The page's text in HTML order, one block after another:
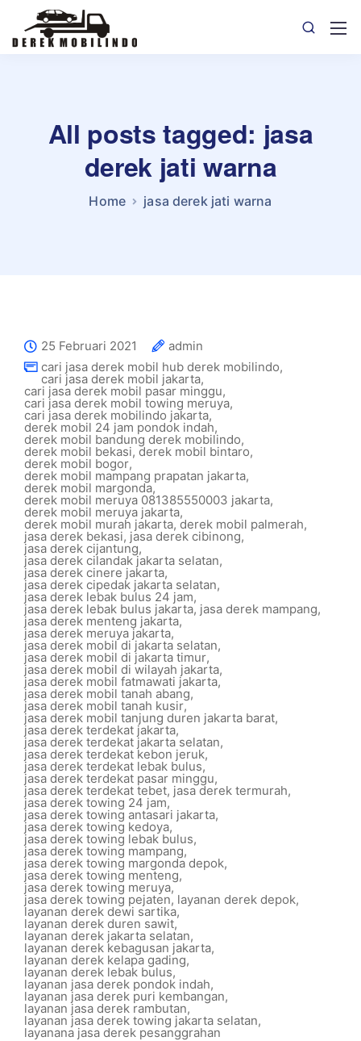
All posts tagged: jasa
derek jati warna
Home jasa derek jati warna
25 Februari 2021
admin
cari jasa derek mobil hub derek mobilindo,
cari jasa derek mobil jakarta,
cari jasa derek mobil pasar minggu,
cari jasa derek mobil towing meruya,
cari jasa derek mobilindo jakarta,
derek mobil 24 jam pondok indah,
derek mobil bandung derek mobilindo,
derek mobil bekasi, derek mobil bintaro,
derek mobil bogor,
derek mobil mampang prapatan jakarta,
derek mobil margonda,
derek mobil meruya 081385550003 jakarta,
derek mobil meruya jakarta,
derek mobil murah jakarta, derek mobil palmerah,
jasa derek bekasi, jasa derek cibinong,
jasa derek cijantung,
jasa derek cilandak jakarta selatan,
jasa derek cinere jakarta,
jasa derek cipedak jakarta selatan,
jasa derek lebak bulus 24 jam,
jasa derek lebak bulus jakarta, jasa derek mampang,
jasa derek menteng jakarta,
jasa derek meruya jakarta,
jasa derek mobil di jakarta selatan,
jasa derek mobil di jakarta timur,
jasa derek mobil di wilayah jakarta,
jasa derek mobil fatmawati jakarta,
jasa derek mobil tanah abang,
jasa derek mobil tanah kusir,
jasa derek mobil tanjung duren jakarta barat,
jasa derek terdekat jakarta,
jasa derek terdekat jakarta selatan,
jasa derek terdekat kebon jeruk,
jasa derek terdekat lebak bulus,
jasa derek terdekat pasar minggu,
jasa derek terdekat tebet, jasa derek termurah,
jasa derek towing 24 jam,
jasa derek towing antasari jakarta,
jasa derek towing kedoya,
jasa derek towing lebak bulus,
jasa derek towing mampang,
jasa derek towing margonda depok,
jasa derek towing menteng,
jasa derek towing meruya,
jasa derek towing pejaten, layanan derek depok,
layanan derek dewi sartika,
layanan derek duren sawit,
layanan derek jakarta selatan,
layanan derek kebagusan jakarta,
layanan derek kelapa gading,
layanan derek lebak bulus,
layanan jasa derek pondok indah,
layanan jasa derek puri kembangan,
layanan jasa derek rambutan,
layanan jasa derek towing jakarta selatan,
layanana jasa derek pesanggrahan